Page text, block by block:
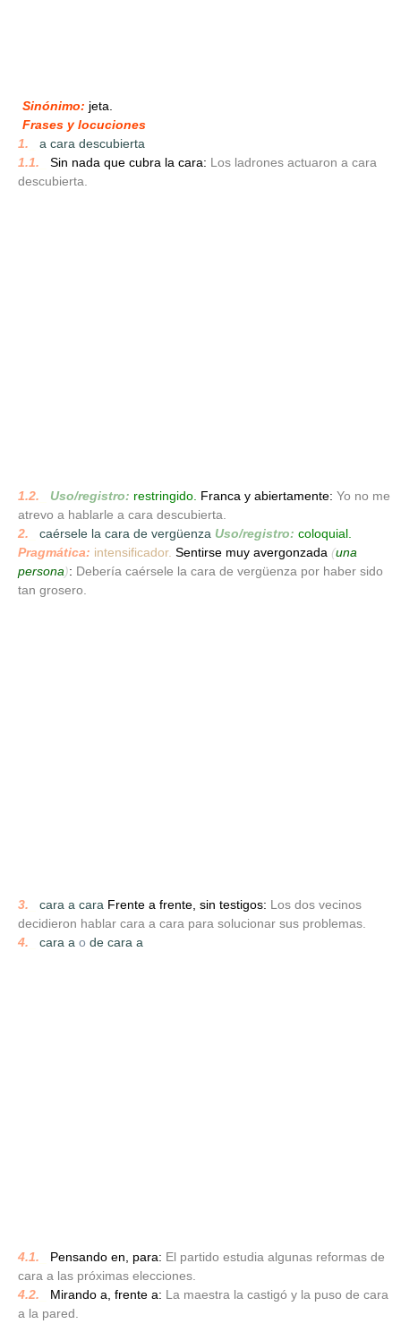
Sinónimo: jeta.
Frases y locuciones
1.
a cara descubierta
1.1.
Sin nada que cubra la cara: Los ladrones actuaron a cara
descubierta.
1.2. Uso/registro: restringido. Franca y abiertamente: Yo no me
atrevo a hablarle a cara descubierta.
2.
caérsele la cara de vergüenza Uso/registro: coloquial.
Pragmática: intensificador. Sentirse muy avergonzada (una
persona): Debería caérsele la cara de vergüenza por haber sido
tan grosero.
3. cara a cara Frente a frente, sin testigos: Los dos vecinos
decidieron hablar cara a cara para solucionar sus problemas.
4.
cara a o de cara a
4.1. Pensando en, para: El partido estudia algunas reformas de
cara a las próximas elecciones.
4.2.
Mirando a, frente a: La maestra la castigó y la puso de cara
a la pared.